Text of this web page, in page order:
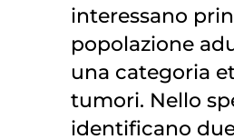
interessano
popolazione
una categoria
tumori. Nello
identificano